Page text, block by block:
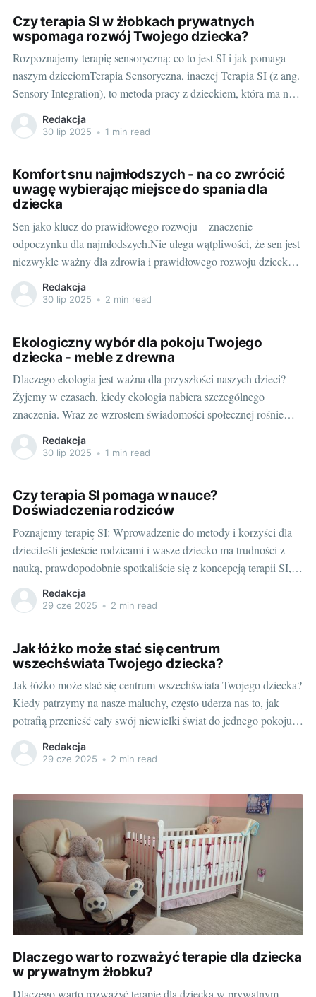
Czy terapia SI w żłobkach prywatnych
wspomaga rozwój Twojego dziecka?
Rozpoznajemy terapię sensoryczną: co to jest SI i jak pomaga
naszym dzieciomTerapia Sensoryczna, inaczej Terapia SI (z ang.
Sensory Integration), to metoda pracy z dzieckiem, która ma na
celu poprawę przetwarzania i integracji bodźców sensorycznych.
Terapia ta jest kluczowym narzędziem w pracy terapeutów i
Redakcja
30 lip 2025 • 1 min read
Komfort snu najmłodszych - na co zwrócić
uwagę wybierając miejsce do spania dla
dziecka
Sen jako klucz do prawidłowego rozwoju – znaczenie
odpoczynku dla najmłodszych.Nie ulega wątpliwości, że sen jest
niezwykle ważny dla zdrowia i prawidłowego rozwoju dziecka.
Dla najmłodszych, ta forma wypoczynku ma szczególne
znaczenie. W czasie snu, organizm dzieci intensywnie pracuje
Redakcja
30 lip 2025 • 2 min read
Ekologiczny wybór dla pokoju Twojego
dziecka - meble z drewna
Dlaczego ekologia jest ważna dla przyszłości naszych dzieci?
Żyjemy w czasach, kiedy ekologia nabiera szczególnego
znaczenia. Wraz ze wzrostem świadomości społecznej rośnie
nasze zrozumienie, jak nasze codzienne wybory wpływają na
świat, w którym żyjemy. Jednym z obszarów, w którym możemy
Redakcja
30 lip 2025 • 1 min read
Czy terapia SI pomaga w nauce?
Doświadczenia rodziców
Poznajemy terapię SI: Wprowadzenie do metody i korzyści dla
dzieciJeśli jesteście rodzicami i wasze dziecko ma trudności z
nauką, prawdopodobnie spotkaliście się z koncepcją terapii SI,
czyli Integracji Sensorycznej. Jest to metoda terapeutyczna
skupiająca się na wspieraniu dzieci w prawidłowym
Redakcja
29 cze 2025 • 2 min read
Jak łóżko może stać się centrum
wszechświata Twojego dziecka?
Jak łóżko może stać się centrum wszechświata Twojego dziecka?
Kiedy patrzymy na nasze maluchy, często uderza nas to, jak
potrafią przenieść cały swój niewielki świat do jednego pokoju, a
nierzadko nawet do jednego mebla. Dzieci mają szansę
przeżywać niezwykłe przygody bez wychodzenia z łóżka. A nie
Redakcja
29 cze 2025 • 2 min read
Dlaczego warto rozważyć terapie dla dziecka
w prywatnym żłobku?
Dlaczego warto rozważyć terapie dla dziecka w prywatnym